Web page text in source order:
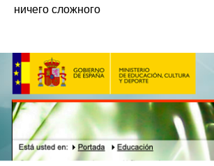
ничего сложного